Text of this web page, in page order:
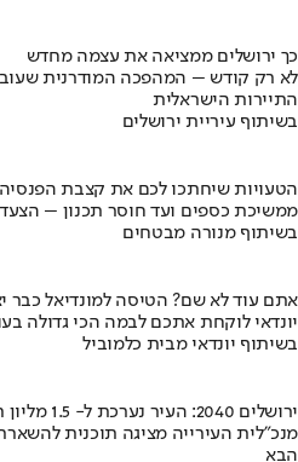
כך ירושלים ממציאה את עצמה מחדש
לא רק קודש – המהפכה המודרנית
התיירות הישראלית
בשיתוף עיריית ירושלים
הטעויות שיחתכו לכם את קצבת הפנסיה
ממשיכת כספים ועד חוסר תכנון –
בשיתוף מנורה מבטחים
אתם עוד לא שם? הטיסה למונדיאל כבר
יונדאי לוקחת אתכם לבמה הכי גדולה
בשיתוף יונדאי מבית כלמוביל
ירושלים 2040: העיר נערכת ל- 1.5 מליון תושבים
מנכ"לית העירייה מציגה תוכנית
הבא